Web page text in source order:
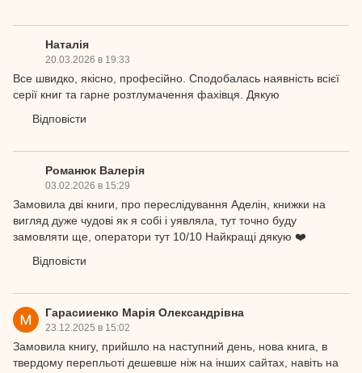
Наталія
20.03.2026 в 19:33
Все швидко, якісно, професійно. Сподобалась наявність всієї
серії книг та гарне розтлумачення фахівця. Дякую
Відповісти
Романюк Валерія
03.02.2026 в 15:29
Замовила дві книги, про переслідування Аделін, книжки на
вигляд дуже чудові як я собі і уявляла, тут точно буду
замовляти ще, оператори тут 10/10 Найкращі дякую ❤️
Відповісти
Гарасииенко Марія Олександрівна
23.12.2025 в 15:02
Замовила книгу, прийшло на наступний день, нова книга, в
твердому перепльоті дешевше ніж на інших сайтах, навіть на